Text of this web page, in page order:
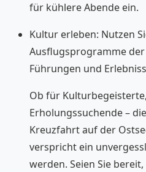
für kühlere Abende ein.
Kultur erleben: Nutzen
Ausflugsprogramme der
Führungen und
Ob für
Erholungssuchende –
Kreuzfahrt auf der
verspricht ein
werden. Seien Sie